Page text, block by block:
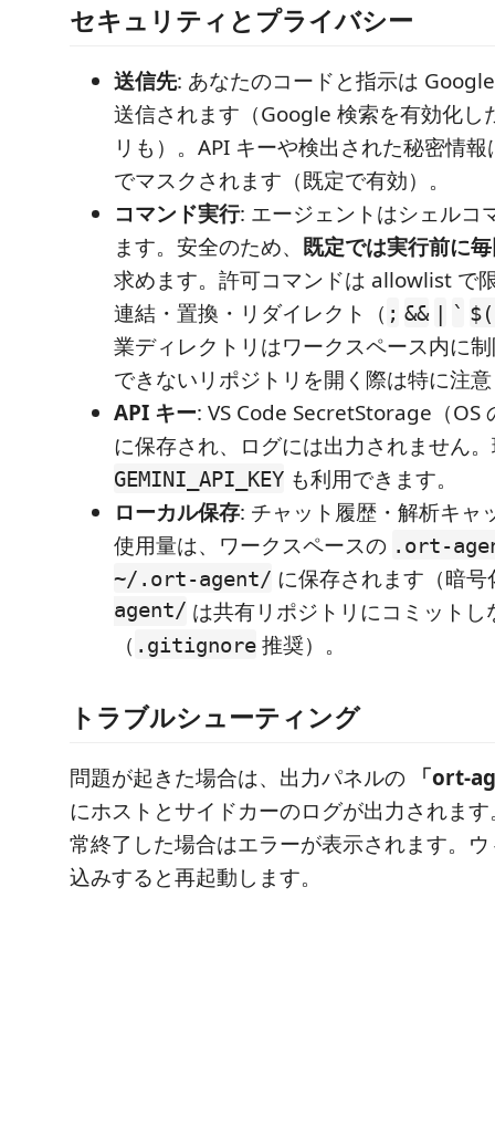
セキュリティとプライバシー
送信先: あなたのコードと指示は
送信されます（Google 検索を有効化し
リも）。API キーや検出された秘密情
でマスクされます（既定で有効）。
コマンド実行: エージェントはシェルコ
ます。安全のため、 既定では実行前に
求めます。許可コマンドは allowlist で
連結・置換・リダイレクト（ ; && | `
業ディレクトリはワークスペース内に
できないリポジトリを開く際は特に注
API キー: VS Code SecretStorage（OS
に保存され、ログには出力されません
GEMINI_API_KEY も利用できます。
ローカル保存: チャット履歴・解析キャ
使用量は、ワークスペースの .ort-
~/.ort-agent/ に保存されます（暗号
agent/ は共有リポジトリにコミットし
（ .gitignore 推奨）。
トラブルシューティング
問題が起きた場合は、出力パネルの
「ort-
にホストとサイドカーのログが出力されま
常終了した場合はエラーが表示されます。
込みすると再起動します。